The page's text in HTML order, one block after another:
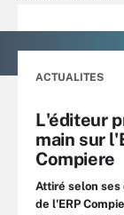
ACTUALITES
L'éditeur
main sur
Compiere
Attiré selon
de l'ERP